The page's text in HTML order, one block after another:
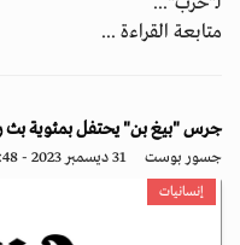
متابعة القراءة ...
جرس "بيغ بن" يحتفل بمئوية بث
جسور بوست 31 ديسمبر 2023 - 14:48
إنسانيات